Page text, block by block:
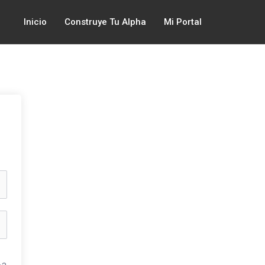
Inicio Construye Tu Alpha Mi Portal